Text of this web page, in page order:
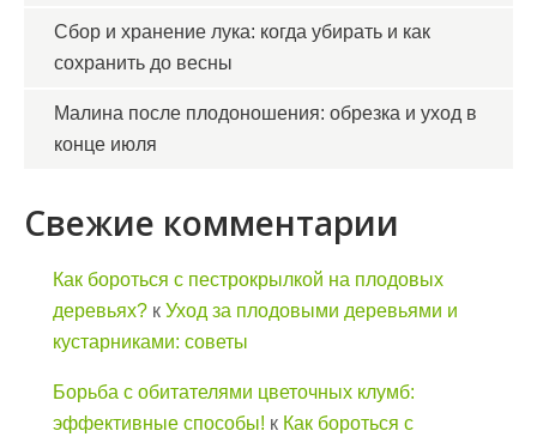
Сбор и хранение лука: когда убирать и как
сохранить до весны
Малина после плодоношения: обрезка и уход в
конце июля
Свежие комментарии
Как бороться с пестрокрылкой на плодовых
деревьях? к Уход за плодовыми деревьями и
кустарниками: советы
Борьба с обитателями цветочных клумб:
эффективные способы! к Как бороться с